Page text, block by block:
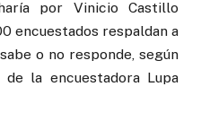
por Vinicio Castillo
encuestados respaldan a
o no responde, según
la encuestadora Lupa